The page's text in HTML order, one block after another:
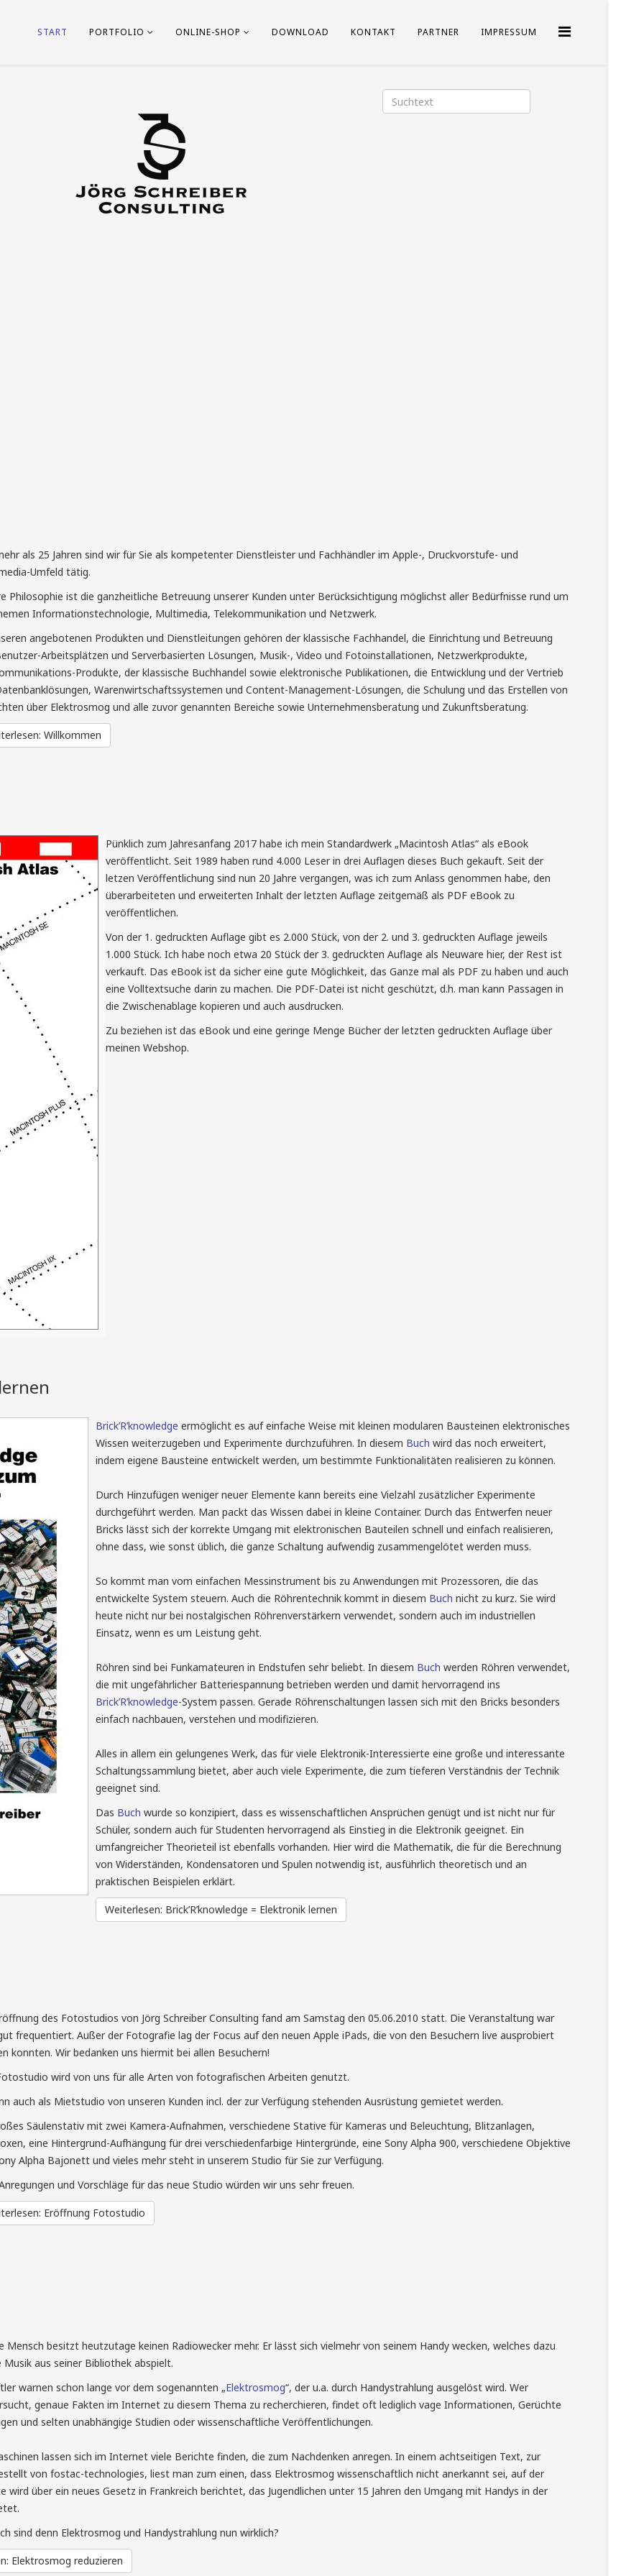
START PORTFOLIO ONLINE-SHOP DOWNLOAD KONTAKT PARTNER IMPRESSUM
als 25 Jahren sind wir für Sie als kompetenter Dienstleister und Fachhändler im Apple-, Druckvorstufe- und
Umfeld tätig.
Philosophie ist die ganzheitliche Betreuung unserer Kunden unter Berücksichtigung möglichst aller Bedürfnisse rund um
Informationstechnologie, Multimedia, Telekommunikation und Netzwerk.
angebotenen Produkten und Dienstleitungen gehören der klassische Fachhandel, die Einrichtung und Betreuung
Arbeitsplätzen und Serverbasierten Lösungen, Musik-, Video und Fotoinstallationen, Netzwerkprodukte,
Produkte, der klassische Buchhandel sowie elektronische Publikationen, die Entwicklung und der Vertrieb
Warenwirtschaftssystemen und Content-Management-Lösungen, die Schulung und das Erstellen von
über Elektrosmog und alle zuvor genannten Bereiche sowie Unternehmensberatung und Zukunftsberatung.
Willkommen
Pünklich zum Jahresanfang 2017 habe ich mein Standardwerk „Macintosh Atlas“ als eBook
veröffentlicht. Seit 1989 haben rund 4.000 Leser in drei Auflagen dieses Buch gekauft. Seit der
letzen Veröffentlichung sind nun 20 Jahre vergangen, was ich zum Anlass genommen habe, den
überarbeiteten und erweiterten Inhalt der letzten Auflage zeitgemäß als PDF eBook zu
veröffentlichen.
Von der 1. gedruckten Auflage gibt es 2.000 Stück, von der 2. und 3. gedruckten Auflage jeweils
1.000 Stück. Ich habe noch etwa 20 Stück der 3. gedruckten Auflage als Neuware hier, der Rest ist
verkauft. Das eBook ist da sicher eine gute Möglichkeit, das Ganze mal als PDF zu haben und auch
eine Volltextsuche darin zu machen. Die PDF-Datei ist nicht geschützt, d.h. man kann Passagen in
die Zwischenablage kopieren und auch ausdrucken.
Zu beziehen ist das eBook und eine geringe Menge Bücher der letzten gedruckten Auflage über
meinen Webshop.
Brick’R’knowledge ermöglicht es auf einfache Weise mit kleinen modularen Bausteinen elektronisches
Wissen weiterzugeben und Experimente durchzuführen. In diesem Buch wird das noch erweitert,
indem eigene Bausteine entwickelt werden, um bestimmte Funktionalitäten realisieren zu können.
Durch Hinzufügen weniger neuer Elemente kann bereits eine Vielzahl zusätzlicher Experimente
durchgeführt werden. Man packt das Wissen dabei in kleine Container. Durch das Entwerfen neuer
Bricks lässt sich der korrekte Umgang mit elektronischen Bauteilen schnell und einfach realisieren,
ohne dass, wie sonst üblich, die ganze Schaltung aufwendig zusammengelötet werden muss.
So kommt man vom einfachen Messinstrument bis zu Anwendungen mit Prozessoren, die das
entwickelte System steuern. Auch die Röhrentechnik kommt in diesem Buch nicht zu kurz. Sie wird
heute nicht nur bei nostalgischen Röhrenverstärkern verwendet, sondern auch im industriellen
Einsatz, wenn es um Leistung geht.
Röhren sind bei Funkamateuren in Endstufen sehr beliebt. In diesem Buch werden Röhren verwendet,
die mit ungefährlicher Batteriespannung betrieben werden und damit hervorragend ins
Brick’R’knowledge-System passen. Gerade Röhrenschaltungen lassen sich mit den Bricks besonders
einfach nachbauen, verstehen und modifizieren.
Alles in allem ein gelungenes Werk, das für viele Elektronik-Interessierte eine große und interessante
Schaltungssammlung bietet, aber auch viele Experimente, die zum tieferen Verständnis der Technik
geeignet sind.
Das Buch wurde so konzipiert, dass es wissenschaftlichen Ansprüchen genügt und ist nicht nur für
Schüler, sondern auch für Studenten hervorragend als Einstieg in die Elektronik geeignet. Ein
umfangreicher Theorieteil ist ebenfalls vorhanden. Hier wird die Mathematik, die für die Berechnung
von Widerständen, Kondensatoren und Spulen notwendig ist, ausführlich theoretisch und an
praktischen Beispielen erklärt.
Weiterlesen: Brick’R’knowledge = Elektronik lernen
des Fotostudios von Jörg Schreiber Consulting fand am Samstag den 05.06.2010 statt. Die Veranstaltung war
frequentiert. Außer der Fotografie lag der Focus auf den neuen Apple iPads, die von den Besuchern live ausprobiert
konnten. Wir bedanken uns hiermit bei allen Besuchern!
wird von uns für alle Arten von fotografischen Arbeiten genutzt.
auch als Mietstudio von unseren Kunden incl. der zur Verfügung stehenden Ausrüstung gemietet werden.
Säulenstativ mit zwei Kamera-Aufnahmen, verschiedene Stative für Kameras und Beleuchtung, Blitzanlagen,
eine Hintergrund-Aufhängung für drei verschiedenfarbige Hintergründe, eine Sony Alpha 900, verschiedene Objektive
Alpha Bajonett und vieles mehr steht in unserem Studio für Sie zur Verfügung.
und Vorschläge für das neue Studio würden wir uns sehr freuen.
Eröffnung Fotostudio
Mensch besitzt heutzutage keinen Radiowecker mehr. Er lässt sich vielmehr von seinem Handy wecken, welches dazu
aus seiner Bibliothek abspielt.
warnen schon lange vor dem sogenannten „Elektrosmog“, der u.a. durch Handystrahlung ausgelöst wird. Wer
genaue Fakten im Internet zu diesem Thema zu recherchieren, findet oft lediglich vage Informationen, Gerüchte
und selten unabhängige Studien oder wissenschaftliche Veröffentlichungen.
lassen sich im Internet viele Berichte finden, die zum Nachdenken anregen. In einem achtseitigen Text, zur
von fostac-technologies, liest man zum einen, dass Elektrosmog wissenschaftlich nicht anerkannt sei, auf der
wird über ein neues Gesetz in Frankreich berichtet, das Jugendlichen unter 15 Jahren den Umgang mit Handys in der
sind denn Elektrosmog und Handystrahlung nun wirklich?
Elektrosmog reduzieren